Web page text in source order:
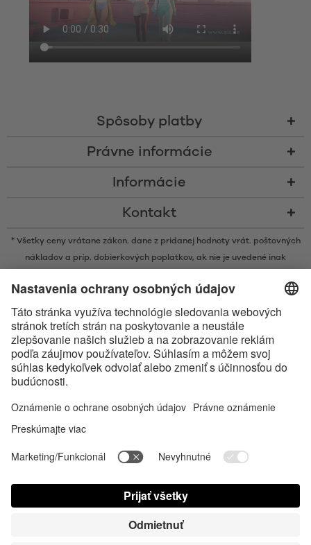
Spôsoby platby
Právne informácie
Informácie
Kontakt
* Všetky ceny vrátane zákon. dane z pridanej hodnoty vrát. poštovných
nákladov a príp. dobierkových poplatkov, ak nie je uvedené inak
spoločnosť Bluetooth SIG, Inc. a akékoľvek používanie takýchto značiek
spoločnosťou Satisfyer GmbH podlieha licencií.
Označenie Apple, logo spoločnosti Apple a Apple Watch sú ochrannými
známkami spoločnosti Apple Inc. Google Play a logo Google Play sú
ochranné známky spoločnosti Google LLC.
Accessibility Contact us today
Nastavenie súborov cookies FAQ